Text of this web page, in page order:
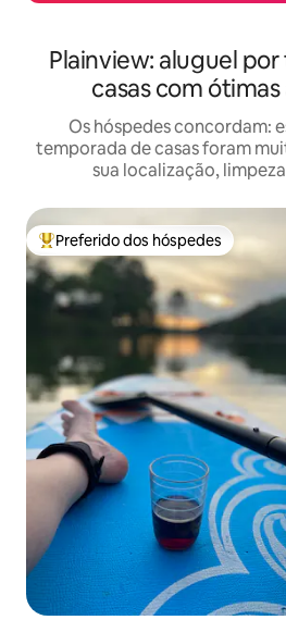
Plainview: aluguel
casas com
Os hóspedes concordam:
temporada de casas foram
sua localização,
Entre os melhores preferidos dos
Preferido dos hóspedes